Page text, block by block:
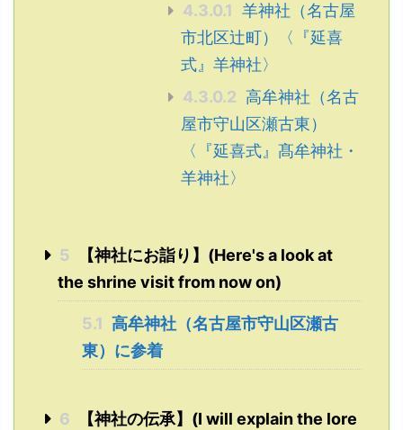
4.3.0.1
羊神社（名古屋
市北区辻町）〈『延喜
式』羊神社〉
4.3.0.2 高牟神社（名古
屋市守山区瀬古東）
〈『延喜式』髙牟神社・
羊神社〉
5
【神社にお詣り】(Here's a look at
the shrine visit from now on)
5.1 高牟神社（名古屋市守山区瀬古
東）に参着
6
【神社の伝承】(I will explain the lore